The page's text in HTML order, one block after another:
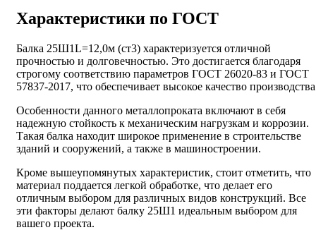
Характеристики по ГОСТ
Балка 25Ш1L=12,0м (ст3) характеризуется отличной
прочностью и долговечностью. Это достигается благодаря
строгому соответствию параметров ГОСТ 26020-83 и ГОСТ
57837-2017, что обеспечивает высокое качество
Особенности данного металлопроката включают в себя
надежную стойкость к механическим нагрузкам и коррозии.
Такая балка находит широкое применение в строительстве
зданий и сооружений, а также в машиностроении.
Кроме вышеупомянутых характеристик, стоит отметить, что
материал поддается легкой обработке, что делает его
отличным выбором для различных видов конструкций. Все
эти факторы делают балку 25Ш1 идеальным выбором для
вашего проекта.